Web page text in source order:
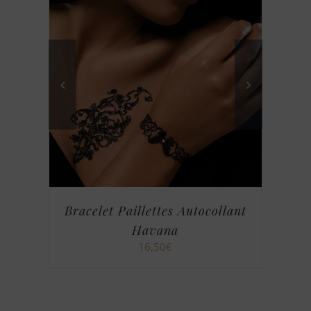
PEUVENT
ÊTRE
LA
DU
PRODUIT
Bracelet Paillettes Autocollant
Havana
16,50€